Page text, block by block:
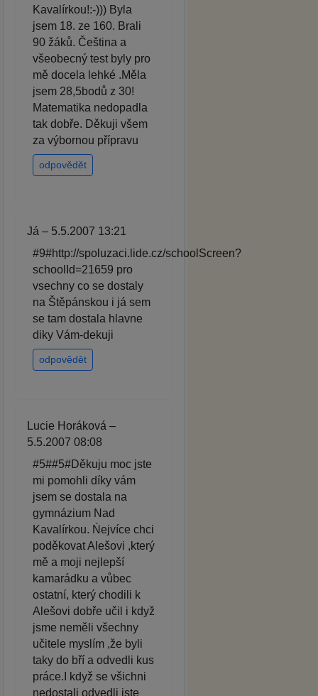
Kavalírkou!:-))) Byla
jsem 18. ze 160. Brali
90 žáků. Čeština a
všeobecný test byly pro
mě docela lehké .Měla
jsem 28,5bodů z 30!
Matematika nedopadla
tak dobře. Děkuji všem
za výbornou přípravu
odpovědět
Já – 5.5.2007 13:21
#9#http://spoluzaci.lide.cz/schoolScreen?
schoolId=21659 pro
vsechny co se dostaly
na Štěpánskou i já sem
se tam dostala hlavne
diky Vám-dekuji
odpovědět
Lucie Horáková –
5.5.2007 08:08
#5##5#Děkuju moc jste
mi pomohli díky vám
jsem se dostala na
gymnázium Nad
Kavalírkou. Ńejvíce chci
poděkovat Alešovi ,který
mě a moji nejlepší
kamarádku a vůbec
ostatní, který chodili k
Alešovi dobře učil i když
jsme neměli všechny
učitele myslím ,že byli
taky do bří a odvedli kus
práce.I když se všichni
nedostali odvedli jste